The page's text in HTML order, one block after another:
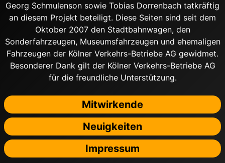
Georg Schmulenson sowie Tobias Dorrenbach tatkräftig
an diesem Projekt beteiligt. Diese Seiten sind seit dem
Oktober 2007 den Stadtbahnwagen, den
Sonderfahrzeugen, Museumsfahrzeugen und ehemaligen
Fahrzeugen der Kölner Verkehrs-Betriebe AG gewidmet.
Besonderer Dank gilt der Kölner Verkehrs-Betriebe AG
für die freundliche Unterstützung.
Mitwirkende
Neuigkeiten
Impressum